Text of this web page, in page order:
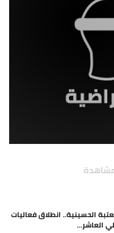
مشاهدة
الحسينية.. انطلاق فعاليات
العاشر...